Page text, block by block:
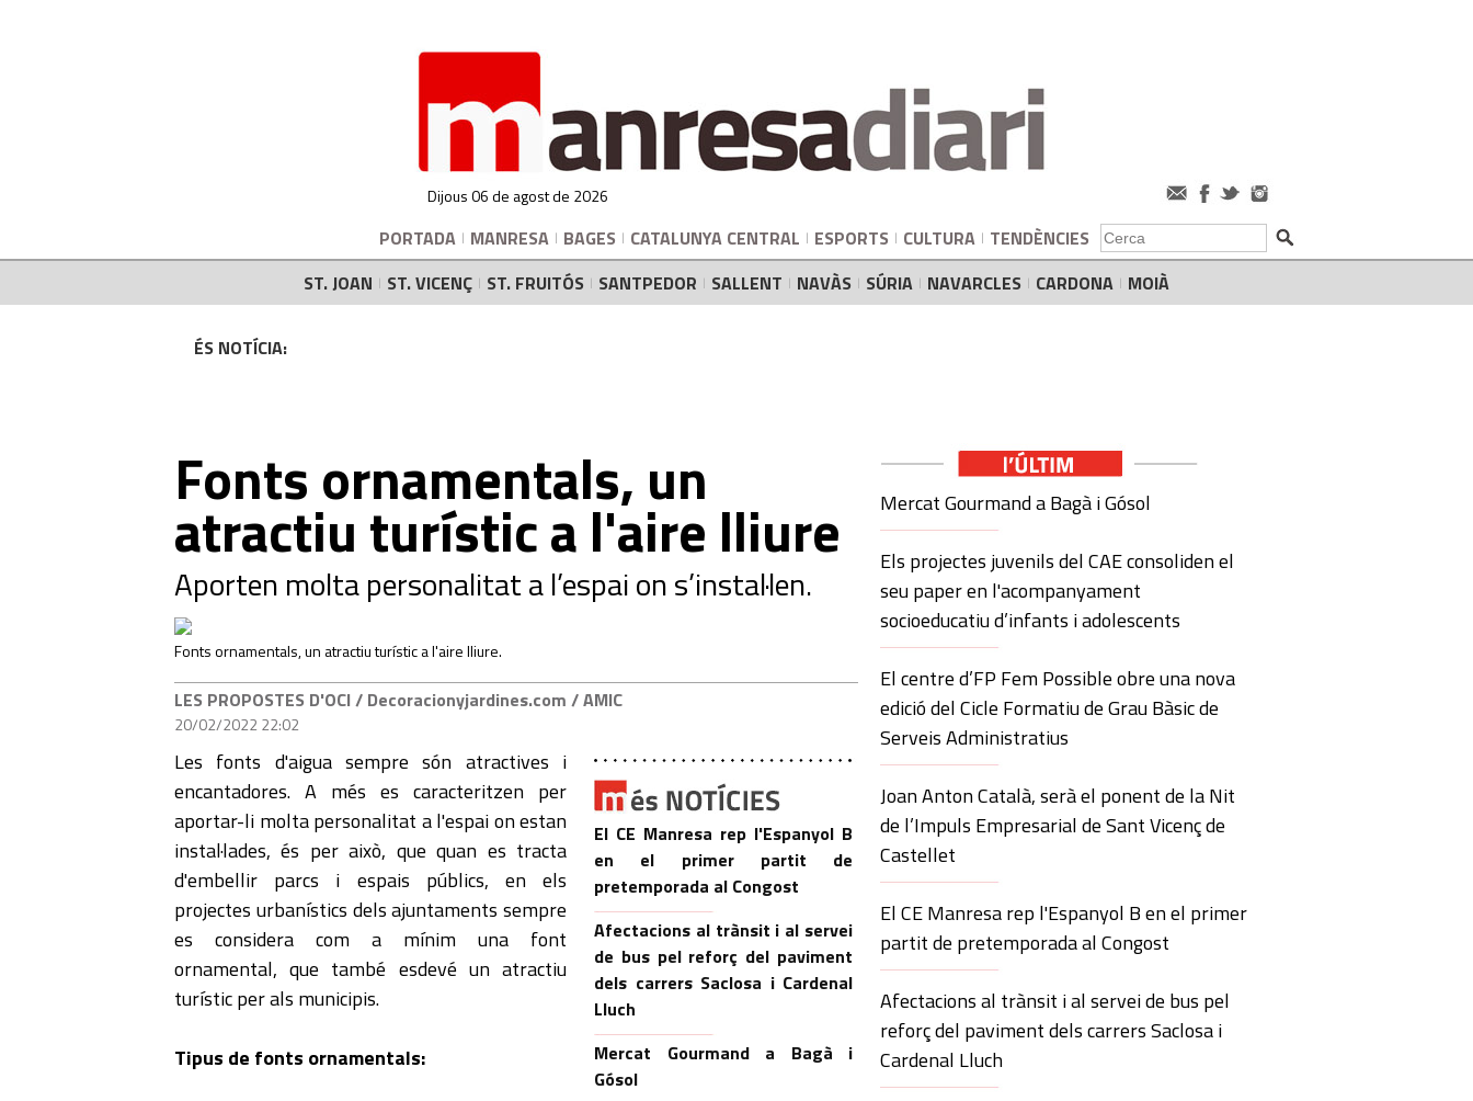
Dijous 06 de agost de 2026
PORTADA MANRESA BAGES CATALUNYA CENTRAL ESPORTS CULTURA TENDÈNCIES
ST. JOAN
ST. VICENÇ ST. FRUITÓS SANTPEDOR SALLENT NAVÀS SÚRIA NAVARCLES CARDONA MOIÀ
ÉS NOTÍCIA:
Fonts ornamentals, un
atractiu turístic a l'aire lliure
Aporten molta personalitat a l’espai on s’instal·len.
Fonts ornamentals, un atractiu turístic a l'aire lliure.
LES PROPOSTES D'OCI/ Decoracionyjardines.com / AMIC
20/02/2022 22:02
El CE Manresa rep l'Espanyol B
en el primer partit de
pretemporada al Congost
Afectacions al trànsit i al servei
de bus pel reforç del paviment
dels carrers Saclosa i Cardenal
Lluch
Mercat Gourmand a Bagà i
Gósol
Les fonts d'aigua sempre són atractives i
encantadores. A més es caracteritzen per
aportar-li molta personalitat a l'espai on estan
instal·lades, és per això, que quan es tracta
d'embellir parcs i espais públics, en els
projectes urbanístics dels ajuntaments sempre
es considera com a mínim una font
ornamental, que també esdevé un atractiu
turístic per als municipis.
Tipus de fonts ornamentals:
Mercat Gourmand a Bagà i Gósol
Els projectes juvenils del CAE consoliden el
seu paper en l'acompanyament
socioeducatiu d’infants i adolescents
El centre d’FP Fem Possible obre una nova
edició del Cicle Formatiu de Grau Bàsic de
Serveis Administratius
Joan Anton Català, serà el ponent de la Nit
de l’Impuls Empresarial de Sant Vicenç de
Castellet
El CE Manresa rep l'Espanyol B en el primer
partit de pretemporada al Congost
Afectacions al trànsit i al servei de bus pel
reforç del paviment dels carrers Saclosa i
Cardenal Lluch